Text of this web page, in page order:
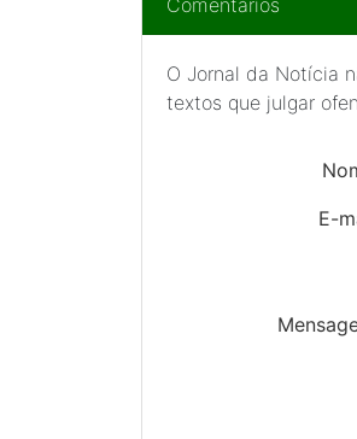
Comentários
O Jornal da Notícia
textos que julgar
E-